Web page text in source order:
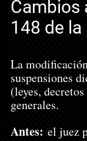
Cambios
148 de la
La
suspensiones
(leyes,
generales.
Antes: el juez